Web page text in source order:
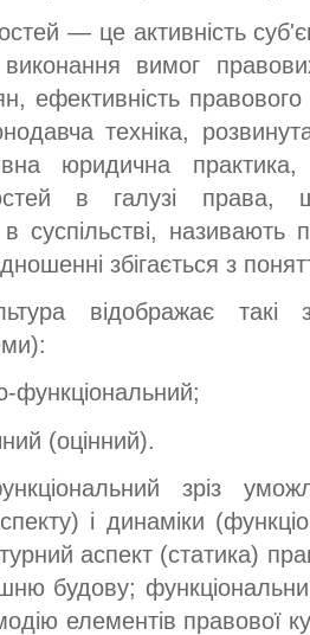
— це активність
виконання вимог
ефективність правового
техніка,
юридична практика,
в галузі права,
в суспільстві,
збігається з
відображає такі
функціональний;
(оцінний).
зріз
і динаміки
аспект (статика)
будову;
елементів правової